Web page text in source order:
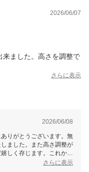
2026/06/07
来ました。高さを調整で
さらに表示
2026/06/08
りがとうございます。無
ました。また高さ調整が
しく存じます。これから
の提供に努めてまいりま
さらに表示